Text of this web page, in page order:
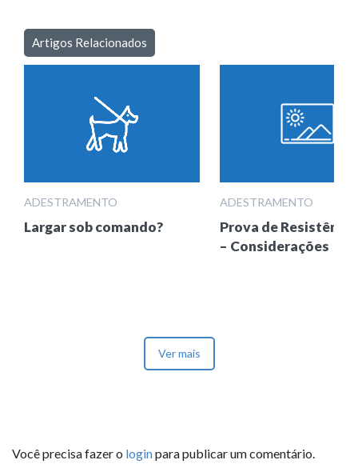
Artigos Relacionados
ADESTRAMENTO
Largar sob comando?
ADESTRAMENTO
Prova de
– Considerações
Ver mais
Você precisa fazer o loginpara publicar um comentário.